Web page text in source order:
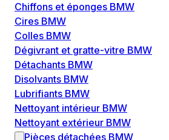
Chiffons et éponges BMW
Cires BMW
Colles BMW
Dégivrant et gratte-vitre BMW
Détachants BMW
Disolvants BMW
Lubrifiants BMW
Nettoyant intérieur BMW
Nettoyant extérieur BMW
Pièces détachées BMW